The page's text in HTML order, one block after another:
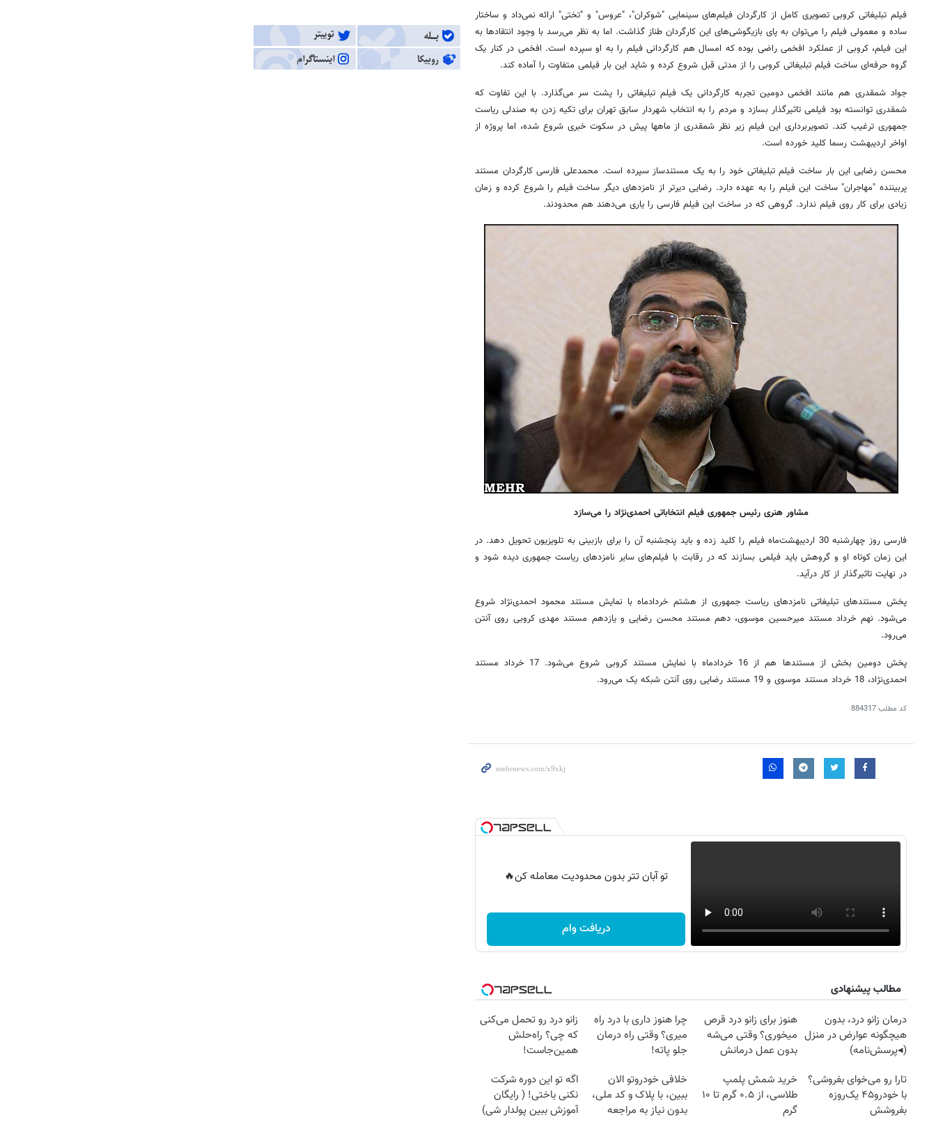
فیلم تبلیغاتی کروبی تصویری کامل از کارگردان فیلم‌های سینمایی "شوکران"، "عروس" و "تختی" ارائه نمی‌داد و ساختار
ساده و معمولی فیلم را می‌توان به پای بازیگوشی‌های این کارگردان طناز گذاشت. اما به نظر می‌رسد با وجود انتقادها به
این فیلم، کروبی از عملکرد افخمی راضی بوده که امسال هم کارگردانی فیلم را به او سپرده است. افخمی در کنار یک
گروه حرفه‌ای ساخت فیلم تبلیغاتی کروبی را از مدتی قبل شروع کرده و شاید این بار فیلمی متفاوت را آماده کند.
جواد شمقدری هم مانند افخمی دومین تجربه کارگردانی یک فیلم تبلیغاتی را پشت سر می‌گذارد. با این تفاوت که
شمقدری توانسته بود فیلمی تاثیرگذار بسازد و مردم را به انتخاب شهردار سابق تهران برای تکیه زدن به صندلی ریاست
جمهوری ترغیب کند. تصویربرداری این فیلم زیر نظر شمقدری از ماهها پیش در سکوت خبری شروع شده‌، اما پروژه از
اواخر اردیبهشت رسما کلید خورده است.
محسن رضایی این بار ساخت فیلم تبلیغاتی خود را به یک مستندساز سپرده است. محمدعلی فارسی کارگردان مستند
پربیننده "مهاجران" ساخت این فیلم را به عهده دارد. رضایی دیرتر از نامزدهای دیگر ساخت فیلم را شروع کرده و زمان
زیادی برای کار روی فیلم ندارد. گروهی که در ساخت این فیلم فارسی را یاری می‌دهند هم محدودند.
مشاور هنری رئیس جمهوری فیلم انتخاباتی احمدی‌نژاد را می‌سازد
فارسی روز چهارشنبه 30 اردیبهشت‌ماه فیلم را کلید زده و باید پنجشنبه آن را برای بازبینی به تلویزیون تحویل دهد. در
این زمان کوتاه او و گروهش باید فیلمی بسازند که در رقابت با فیلم‌های سایر نامزدهای ریاست جمهوری دیده شود و
در نهایت تاثیرگذار از کار درآید.
پخش مستندهای تبلیغاتی نامزدهای ریاست جمهوری از هشتم خردادماه با نمایش مستند محمود احمدی‌نژاد شروع
می‌شود. نهم خرداد مستند میرحسین موسوی، دهم مستند محسن رضایی و یازدهم مستند مهدی کروبی روی آنتن
می‌رود.
پخش دومین بخش از مستندها هم از 16 خردادماه با نمایش مستند کروبی شروع می‌شود. 17 خرداد مستند
احمدی‌نژاد، 18 خرداد مستند موسوی و 19 مستند رضایی روی آنتن شبکه یک می‌رود.
کد مطلب884317
تو آبان تتر بدون محدودیت معامله کن🔥
دریافت وام
مطالب پیشنهادی
درمان زانو درد، بدون
هیچگونه عوارض در منزل
(◂پرسش‌نامه)
هنوز برای زانو درد قرص
میخوری؟ وقتی می‌شه
بدون عمل درمانش
چرا هنوز داری با درد راه
میری؟ وقتی راه درمان
جلو پاته!
زانو درد رو تحمل می‌کنی
که چی؟ راه‌حلش
همین‌جاست!
تارا رو می‌خوای بفروشی؟
با خودرو۴۵ یک‌روزه
بفروشش
خرید شمش پلمپ
طلاسی، از ۰.۵ گرم تا ۱۰
گرم
خلافی خودروتو الان
ببین، با پلاک و کد ملی،
بدون نیاز به مراجعه
اگه تو این دوره شرکت
نکنی باختی! ( رایگان
آموزش ببین پولدار شی)